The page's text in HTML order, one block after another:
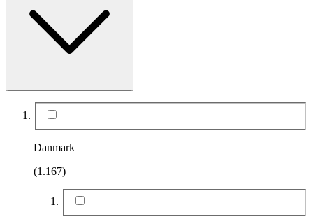
Danmark
(1.167)